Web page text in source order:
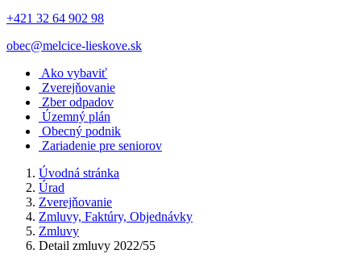
+421 32 64 902 98
obec@melcice-lieskove.sk
Ako vybaviť
Zverejňovanie
Zber odpadov
Územný plán
Obecný podnik
Zariadenie pre seniorov
Úvodná stránka
Úrad
Zverejňovanie
Zmluvy, Faktúry, Objednávky
Zmluvy
Detail zmluvy 2022/55